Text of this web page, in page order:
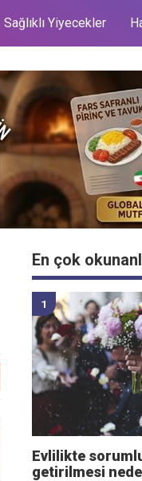
Sağlıklı Yiyecekler
En çok
Evlilikte
getirilmesi